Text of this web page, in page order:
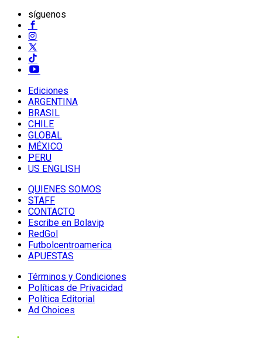
síguenos
Ediciones
ARGENTINA
BRASIL
CHILE
GLOBAL
MÉXICO
PERU
US ENGLISH
QUIENES SOMOS
STAFF
CONTACTO
Escribe en Bolavip
RedGol
Futbolcentroamerica
APUESTAS
Términos y Condiciones
Políticas de Privacidad
Política Editorial
Ad Choices